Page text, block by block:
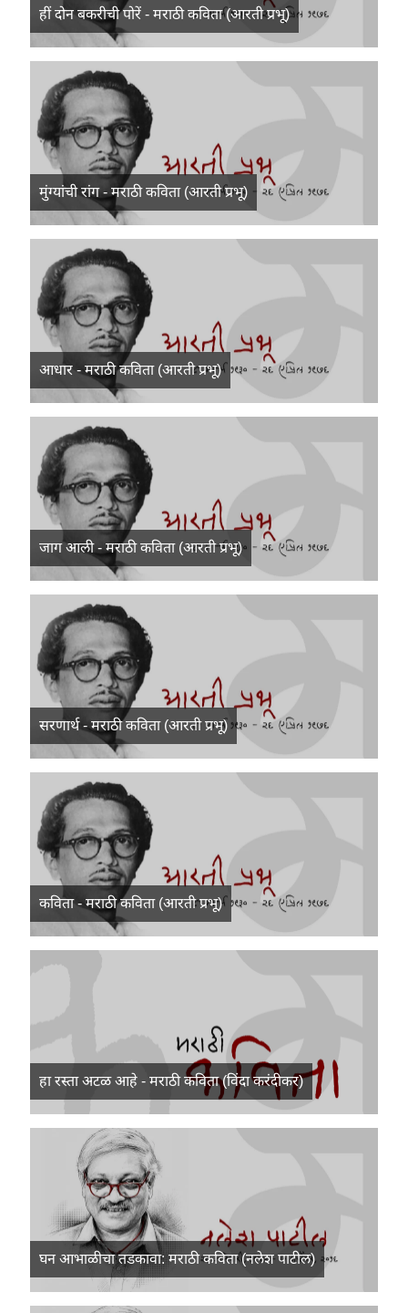
हीं दोन बकरीची पोरें - मराठी कविता (आरती प्रभू)
मुंग्यांची रांग - मराठी कविता (आरती प्रभू)
आधार - मराठी कविता (आरती प्रभू)
जाग आली - मराठी कविता (आरती प्रभू)
सरणार्थ - मराठी कविता (आरती प्रभू)
कविता - मराठी कविता (आरती प्रभू)
हा रस्ता अटळ आहे - मराठी कविता (विंदा करंदीकर)
घन आभाळीचा तडकावा: मराठी कविता (नलेश पाटील)